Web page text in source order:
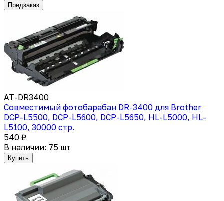
Предзаказ
AT-DR3400
Совместимый фотобарабан DR-3400 для Brother
DCP-L5500, DCP-L5600, DCP-L5650, HL-L5000, HL-
L5100, 30000 стр.
540 ₽
В наличии: 75 шт
Купить